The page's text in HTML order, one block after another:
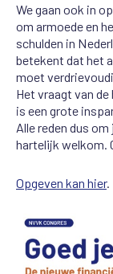
We gaan ook in
om armoede en
schulden in
betekent dat het
moet
Het vraagt van
is een grote
Alle reden dus
hartelijk welkom.
Opgeven kan hier.